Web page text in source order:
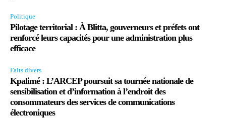
Politique
Pilotage territorial : À Blitta, gouverneurs et préfets ont
renforcé leurs capacités pour une administration plus
efficace
Faits divers
Kpalimé : L’ARCEP poursuit sa tournée nationale de
sensibilisation et d’information à l’endroit des
consommateurs des services de communications
électroniques